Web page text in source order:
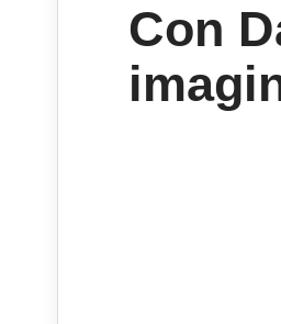
Con